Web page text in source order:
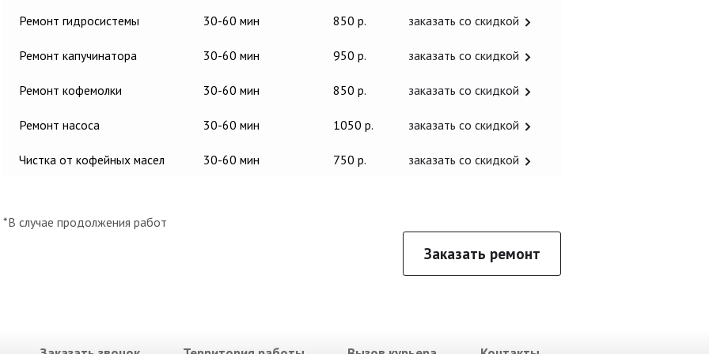
Ремонт гидросистемы 30-60 мин 850 р. заказать со скидкой
Ремонт капучинатора 30-60 мин 950 р. заказать со скидкой
Ремонт кофемолки 30-60 мин 850 р. заказать со скидкой
Ремонт насоса 30-60 мин 1050 р. заказать со скидкой
Чистка от кофейных масел 30-60 мин 750 р. заказать со скидкой
*В случае продолжения работ
Заказать ремонт